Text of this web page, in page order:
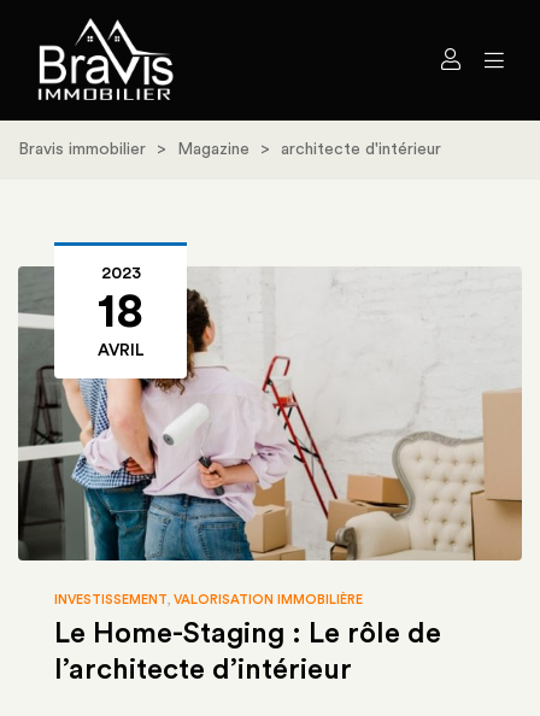
Bravis immobilier > Magazine > architecte d'intérieur
2023
18
AVRIL
INVESTISSEMENT, VALORISATION IMMOBILIÈRE
Le Home-Staging : Le rôle de
l’architecte d’intérieur